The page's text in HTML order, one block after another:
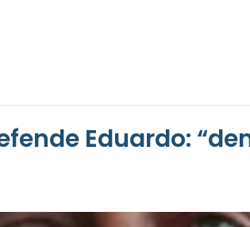
Eduardo: